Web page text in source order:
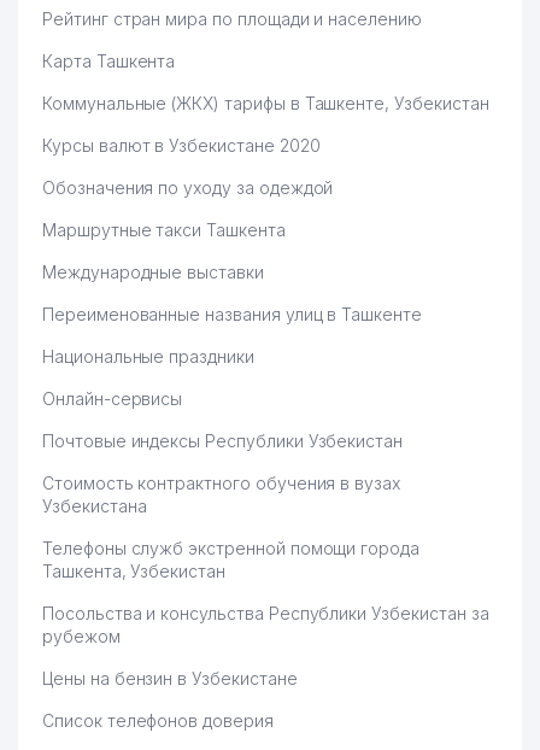
Рейтинг стран мира по площади и населению
Карта Ташкента
Коммунальные (ЖКХ) тарифы в Ташкенте, Узбекистан
Курсы валют в Узбекистане 2020
Обозначения по уходу за одеждой
Маршрутные такси Ташкента
Международные выставки
Переименованные названия улиц в Ташкенте
Национальные праздники
Онлайн-сервисы
Почтовые индексы Республики Узбекистан
Стоимость контрактного обучения в вузах
Узбекистана
Телефоны служб экстренной помощи города
Ташкента, Узбекистан
Посольства и консульства Республики Узбекистан за
рубежом
Цены на бензин в Узбекистане
Список телефонов доверия